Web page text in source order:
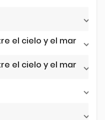
el cielo y el mar
el cielo y el mar